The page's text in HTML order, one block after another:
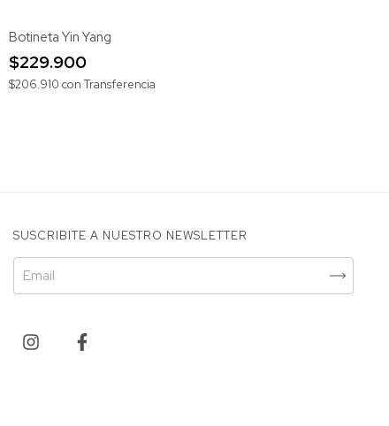
Botineta Yin Yang
$229.900
$206.910 con Transferencia
SUSCRIBITE A NUESTRO NEWSLETTER